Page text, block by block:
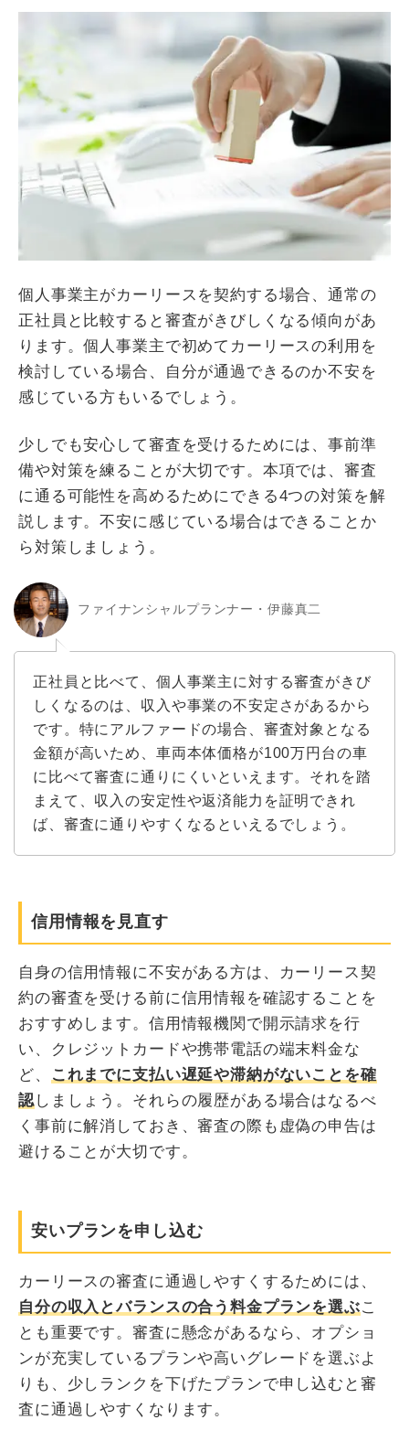
個人事業主がカーリースを契約する場合、通常の
正社員と比較すると審査がきびしくなる傾向があ
ります。個人事業主で初めてカーリースの利用を
検討している場合、自分が通過できるのか不安を
感じている方もいるでしょう。
少しでも安心して審査を受けるためには、事前準
備や対策を練ることが大切です。本項では、審査
に通る可能性を高めるためにできる4つの対策を解
説します。不安に感じている場合はできることか
ら対策しましょう。
ファイナンシャルプランナー・伊藤真二
​​​​正社員と比べて、個人事業主に対する審査がきび
しくなるのは、収入や事業の不安定さがあるから
です。特にアルファードの場合、審査対象となる
金額が高いため、車両本体価格が100万円台の車
に比べて審査に通りにくいといえます。それを踏
まえて、収入の安定性や返済能力を証明できれ
ば、審査に通りやすくなるといえるでしょう。
信用情報を見直す
自身の信用情報に不安がある方は、カーリース契
約の審査を受ける前に信用情報を確認することを
おすすめします。信用情報機関で開示請求を行
い、クレジットカードや携帯電話の端末料金な
ど、
これまでに支払い遅延や滞納がないことを確
認 しましょう。それらの履歴がある場合はなるべ
く事前に解消しておき、審査の際も虚偽の申告は
避けることが大切です。
安いプランを申し込む
カーリースの審査に通過しやすくするためには、
自分の収入とバランスの合う料金プランを選ぶこ
とも重要です。審査に懸念があるなら、オプショ
ンが充実しているプランや高いグレードを選ぶよ
りも、少しランクを下げたプランで申し込むと審
査に通過しやすくなります。